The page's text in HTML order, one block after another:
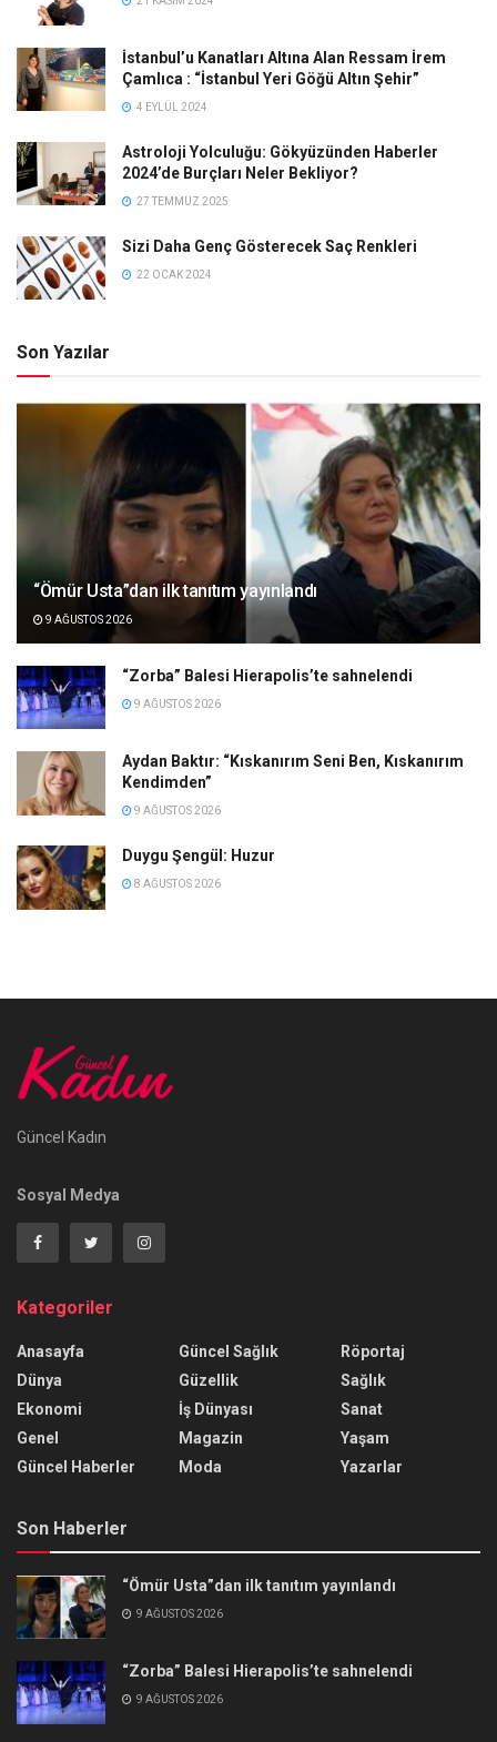
İstanbul’u Kanatları Altına Alan Ressam İrem
Çamlıca : “İstanbul Yeri Göğü Altın Şehir”
4 EYLÜL 2024
Astroloji Yolculuğu: Gökyüzünden Haberler
2024’de Burçları Neler Bekliyor?
27 TEMMUZ 2025
Sizi Daha Genç Gösterecek Saç Renkleri
22 OCAK 2024
Son Yazılar
“Ömür Usta”dan ilk tanıtım yayınlandı
9 AĞUSTOS 2026
“Zorba” Balesi Hierapolis’te sahnelendi
9 AĞUSTOS 2026
Aydan Baktır: “Kıskanırım Seni Ben, Kıskanırım
Kendimden”
9 AĞUSTOS 2026
Duygu Şengül: Huzur
8 AĞUSTOS 2026
Güncel Kadın
Sosyal Medya
Kategoriler
Anasayfa
Dünya
Ekonomi
Genel
Güncel Haberler
Güncel Sağlık
Güzellik
İş Dünyası
Magazin
Moda
Röportaj
Sağlık
Sanat
Yaşam
Yazarlar
Son Haberler
“Ömür Usta”dan ilk tanıtım yayınlandı
9 AĞUSTOS 2026
“Zorba” Balesi Hierapolis’te sahnelendi
9 AĞUSTOS 2026